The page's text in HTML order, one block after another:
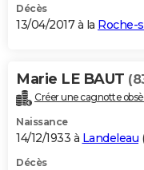
Décès
13/04/2017 à la Roche-
Marie LE BAUT
Créer une cagnotte
Naissance
14/12/1933 à Landeleau (
Décès